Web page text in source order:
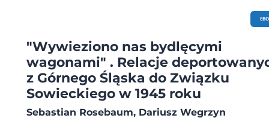
"Wywieziono nas bydlęcymi
wagonami" . Relacje
z Górnego Śląska do Związku
Sowieckiego w 1945 roku
Sebastian Rosebaum, Dariusz Wegrzyn